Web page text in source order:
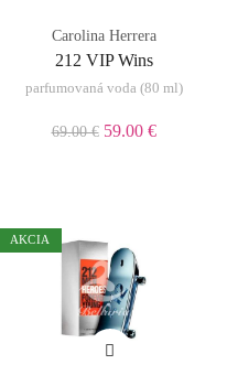
Carolina Herrera
212 VIP Wins
parfumovaná voda (80 ml)
69.00 € 59.00 €
AKCIA